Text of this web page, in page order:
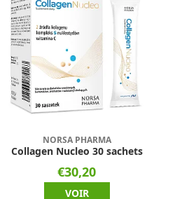
NORSA PHARMA
Collagen Nucleo 30 sachets
€30,20
VOIR